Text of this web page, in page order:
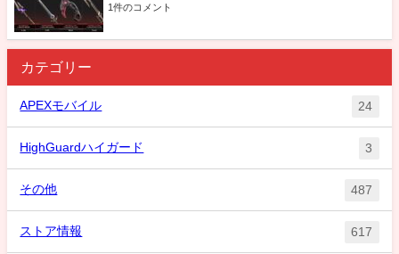
1件のコメント
カテゴリー
APEXモバイル 24
HighGuardハイガード 3
その他 487
ストア情報 617